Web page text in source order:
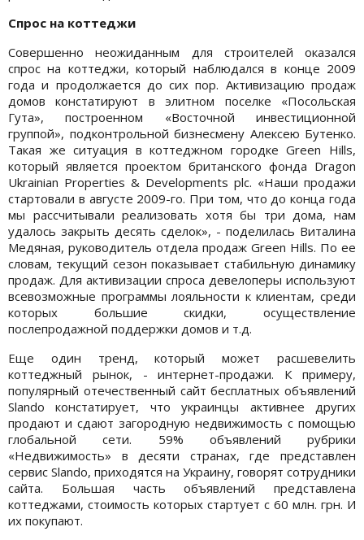
Спрос на коттеджи
Совершенно неожиданным для строителей оказался
спрос на коттеджи, который наблюдался в конце 2009
года и продолжается до сих пор. Активизацию продаж
домов констатируют в элитном поселке «Посольская
Гута», построенном «Восточной инвестиционной
группой», подконтрольной бизнесмену Алексею Бутенко.
Такая же ситуация в коттеджном городке Green Hills,
который является проектом британского фонда Dragon
Ukrainian Properties & Developments plc. «Наши продажи
стартовали в августе 2009-го. При том, что до конца года
мы рассчитывали реализовать хотя бы три дома, нам
удалось закрыть десять сделок», - поделилась Виталина
Медяная, руководитель отдела продаж Green Hills. По ее
словам, текущий сезон показывает стабильную динамику
продаж. Для активизации спроса девелоперы используют
всевозможные программы лояльности к клиентам, среди
которых большие скидки, осуществление
послепродажной поддержки домов и т.д.
Еще один тренд, который может расшевелить
коттеджный рынок, - интернет-продажи. К примеру,
популярный отечественный сайт бесплатных объявлений
Slando констатирует, что украинцы активнее других
продают и сдают загородную недвижимость с помощью
глобальной сети. 59% объявлений рубрики
«Недвижимость» в десяти странах, где представлен
сервис Slando, приходятся на Украину, говорят сотрудники
сайта. Большая часть объявлений представлена
коттеджами, стоимость которых стартует с 60 млн. грн. И
их покупают.